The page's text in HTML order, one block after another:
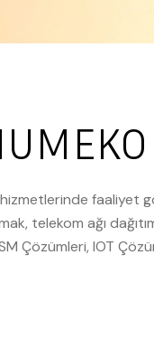
faaliyet
telekom ağı
Çözümleri, IOT